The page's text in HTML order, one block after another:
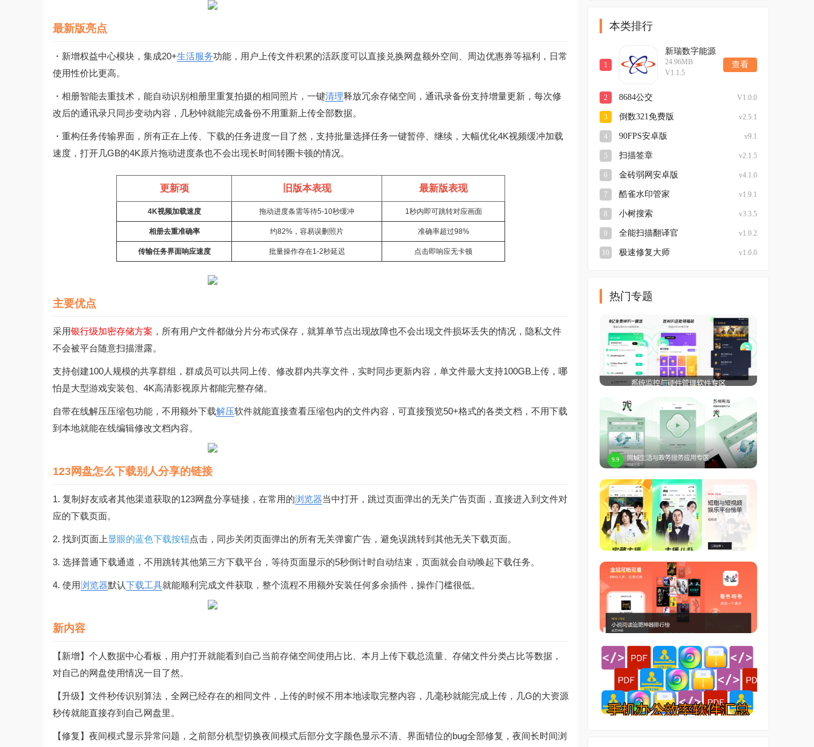
最新版亮点
・新增权益中心模块，集成20+生活服务功能，用户上传文件积累的活跃度可以直接兑换网盘额外空间、周边优惠券等福利，日常
使用性价比更高。
・相册智能去重技术，能自动识别相册里重复拍摄的相同照片，一键清理释放冗余存储空间，通讯录备份支持增量更新，每次修
改后的通讯录只同步变动内容，几秒钟就能完成备份不用重新上传全部数据。
・重构任务传输界面，所有正在上传、下载的任务进度一目了然，支持批量选择任务一键暂停、继续，大幅优化4K视频缓冲加载
速度，打开几GB的4K原片拖动进度条也不会出现长时间转圈卡顿的情况。
更新项 旧版本表现 最新版表现
4K视频加载速度 拖动进度条需等待5-10秒缓冲 1秒内即可跳转对应画面
相册去重准确率 约82%，容易误删照片 准确率超过98%
传输任务界面响应速度 批量操作存在1-2秒延迟 点击即响应无卡顿
主要优点
采用银行级加密存储方案 ，所有用户文件都做分片分布式保存，就算单节点出现故障也不会出现文件损坏丢失的情况，隐私文件
不会被平台随意扫描泄露。
支持创建100人规模的共享群组，群成员可以共同上传、修改群内共享文件，实时同步更新内容，单文件最大支持100GB上传，哪
怕是大型游戏安装包、4K高清影视原片都能完整存储。
自带在线解压压缩包功能，不用额外下载解压软件就能直接查看压缩包内的文件内容，可直接预览50+格式的各类文档，不用下载
到本地就能在线编辑修改文档内容。
123网盘怎么下载别人分享的链接
1. 复制好友或者其他渠道获取的123网盘分享链接，在常用的浏览器当中打开，跳过页面弹出的无关广告页面，直接进入到文件对
应的下载页面。
2. 找到页面上 显眼的蓝色下载按钮 点击，同步关闭页面弹出的所有无关弹窗广告，避免误跳转到其他无关下载页面。
3. 选择普通下载通道，不用跳转其他第三方下载平台，等待页面显示的5秒倒计时自动结束，页面就会自动唤起下载任务。
4. 使用浏览器默认下载工具就能顺利完成文件获取，整个流程不用额外安装任何多余插件，操作门槛很低。
新内容
【新增】个人数据中心看板，用户打开就能看到自己当前存储空间使用占比、本月上传下载总流量、存储文件分类占比等数据，
对自己的网盘使用情况一目了然。
【升级】文件秒传识别算法，全网已经存在的相同文件，上传的时候不用本地读取完整内容，几毫秒就能完成上传，几G的大资源
秒传就能直接存到自己网盘里。
【修复】夜间模式显示异常问题，之前部分机型切换夜间模式后部分文字颜色显示不清、界面错位的bug全部修复，夜间长时间浏
本类排行
1
新瑞数字能源
24.96MB
V1.1.5
查看
2 8684公交 V1.0.0
3 倒数321免费版 v2.5.1
4 90FPS安卓版 v9.1
5 扫描签章 v2.1.5
6 金砖弱网安卓版 v4.1.0
7 酷雀水印管家 v1.9.1
8 小树搜索 v3.3.5
9 全能扫描翻译官 v1.0.2
10 极速修复大师 v1.0.0
热门专题